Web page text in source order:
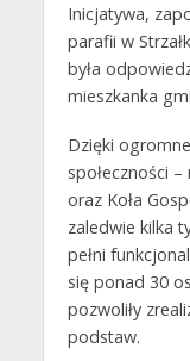
Inicjatywa,
parafii w
była
mieszkanka
Dzięki
społeczności
oraz Koła
zaledwie kilka
pełni
się ponad 30
pozwoliły
podstaw.